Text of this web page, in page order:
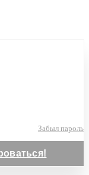
Забыл пароль